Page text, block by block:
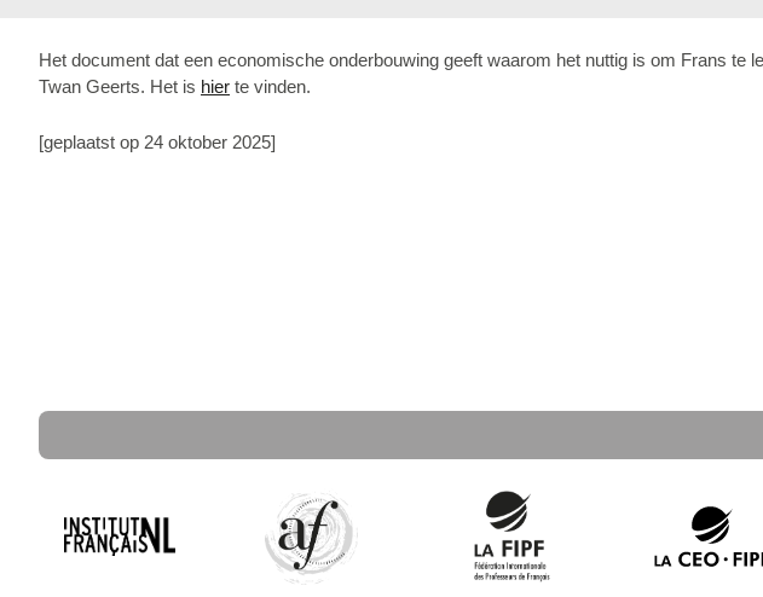
Het document dat een economische onderbouwing geeft waarom het nuttig is om Frans te
Twan Geerts. Het is hier te vinden.
[geplaatst op 24 oktober 2025]